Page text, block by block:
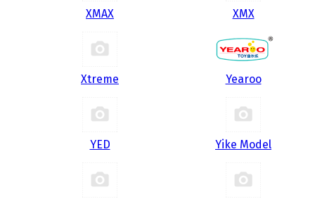
XMAX XMX
Xtreme Yearoo
YED Yike Model